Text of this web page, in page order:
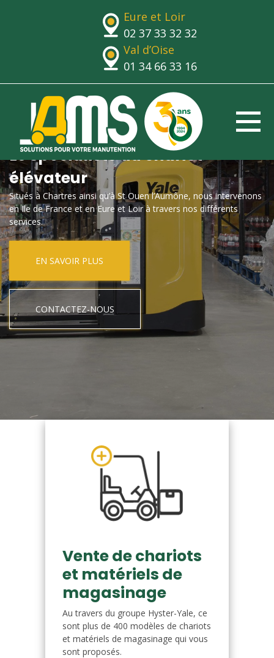
Eure et Loir
02 37 33 32 32
Val d’Oise
01 34 66 33 16
Le spécialiste du chariot
élévateur
Situés à Chartres ainsi qu’à St Ouen l’Aumône, nous intervenons
en Ile de France et en Eure et Loir à travers nos différents
services.
EN SAVOIR PLUS
CONTACTEZ-NOUS
Vente de chariots
et matériels de
magasinage
Au travers du groupe Hyster-Yale, ce
sont plus de 400 modèles de chariots
et matériels de magasinage qui vous
sont proposés.